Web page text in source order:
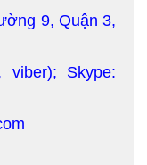
9, Quận 3,
viber); Skype: